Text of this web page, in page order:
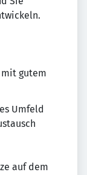
mit gutem
Umfeld
auf dem